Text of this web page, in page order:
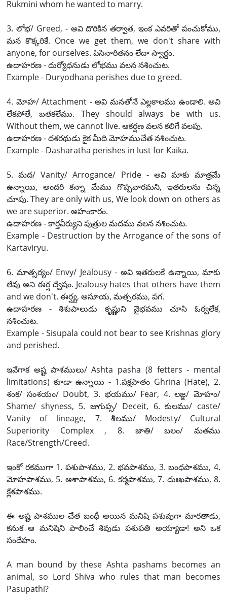
Rukmini whom he wanted to marry.
3. లోభ/ Greed, - అవి దొరికిన తర్వాత, ఇంక ఎవరితో పంచుకోము,
మన కొక్కరికే. Once we get them, we don't share with
anyone, for ourselves. పిసినారితనం లేదా స్వార్ధం.
ఉదాహరణ - దుర్యోధనుడు లోభము వలన నశించుట.
Example - Duryodhana perishes due to greed.
4. మోహ/ Attachment - అవి మనతోనే ఎల్లకాలము ఉండాలి. అవి
లేకపోతే, బతకలేము. They should always be with us.
Without them, we cannot live. ఆకర్షణ వలన కలిగే వలపు.
ఉదాహరణ - దశరథుడు కైక మీది మోహముచేత నశించుట.
Example - Dasharatha perishes in lust for Kaika.
5. మద/ Vanity/ Arrogance/ Pride - అవి మాకు మాత్రమే
ఉన్నాయి, అందరి కన్నా మేము గొప్పవారమని, ఇతరులను చిన్న
చూపు. They are only with us, We look down on others as
we are superior. అహంకారం.
ఉదాహరణ - కార్తవీర్యుని పుత్రుల మదము వలన నశించుట.
Example - Destruction by the Arrogance of the sons of
Kartaviryu.
6. మాత్సర్యం/ Envy/ Jealousy - అవి ఇతరులకే ఉన్నాయి, మాకు
లేవు అని ఈర్ష ద్వేషం. Jealousy hates that others have them
and we don't. ఈర్ష్య, అసూయ, మత్సరము, పగ.
ఉదాహరణ - శిశుపాలుడు కృష్ణుని వైభవము చూసి ఓర్వలేక,
నశించుట.
Example - Sisupala could not bear to see Krishnas glory
and perished.
ఇవేగాక అష్ట పాశములు/ Ashta pasha (8 fetters - mental
limitations) కూడా ఉన్నాయి - 1.పక్షపాతం Ghrina (Hate), 2.
శంక/ సంశయం/ Doubt, 3. భయము/ Fear, 4. లజ్జ/ మోహం/
Shame/ shyness, 5. జుగుప్స/ Deceit, 6. కులము/ caste/
Vanity of lineage, 7. శీలము/ Modesty/ Cultural
Superiority Complex , 8. జాతి/ బలం/ మతము
Race/Strength/Creed.
ఇంకో రకముగా 1. పశుపాశము, 2. భవపాశము, 3. బంధపాశము, 4.
మోహపాశము, 5. ఆశాపాశము, 6. కర్మపాశము, 7. దుఃఖపాశము, 8.
క్లేశపాశము.
ఈ అష్ట పాశముల చేత బంధీ అయిన మనిషి పశువుగా మారతాడు,
కనుక ఆ మనిషిని పాలించే శివుడు పశుపతి అయ్యాడా! అని ఒక
సందేహం.
A man bound by these Ashta pashams becomes an
animal, so Lord Shiva who rules that man becomes
Pasupathi?